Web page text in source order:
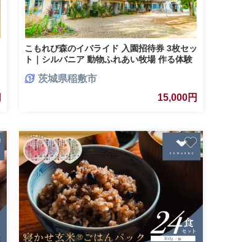
こもれび森のイバライド 入園招待券 3枚セッ
ト｜シルバニア 動物ふれあい牧場 作る体験
マパーク 入場券 入園券 [1058]
茨城県稲敷市
15,000円